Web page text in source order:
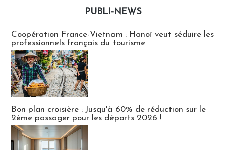
PUBLI-NEWS
Coopération France-Vietnam : Hanoï veut séduire les
professionnels français du tourisme
Bon plan croisière : Jusqu'à 60% de réduction sur le
2ème passager pour les départs 2026 !